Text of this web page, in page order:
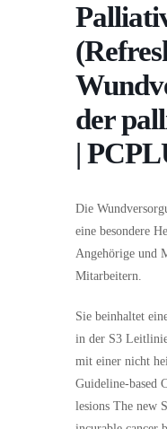
der
|
Die
eine besondere
Angehörige und
Mitarbeitern.
Sie beinhaltet
in der S3
mit einer nicht
Guideline-based
lesions The new